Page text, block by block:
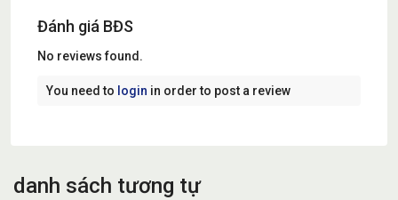
Đánh giá BĐS
No reviews found.
You need to login in order to post a review
danh sách tương tự